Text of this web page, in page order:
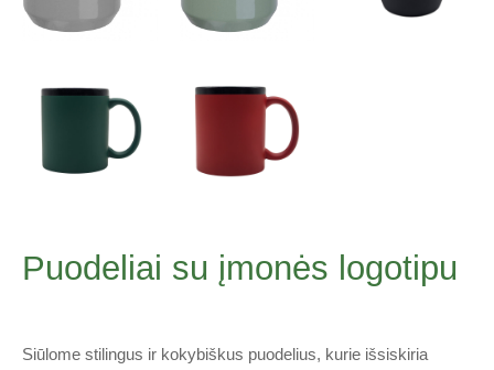
Puodeliai su įmonės logotipu
Siūlome stilingus ir kokybiškus puodelius, kurie išsiskiria